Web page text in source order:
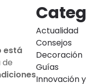
está
de
Actualidad
Consejos
Decoración
Guías
Innovación